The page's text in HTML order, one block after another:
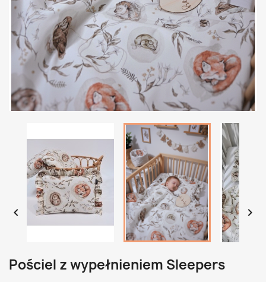
 
Pościel z wypełnieniem Sleepers